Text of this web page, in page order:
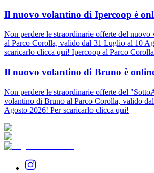
Il nuovo volantino di Ipercoop è
Non perdere le straordinarie offerte del
al Parco Corolla, valido dal 31 Luglio al 10
scaricarlo clicca qui! Ipercoop al Parco Corolla
Il nuovo volantino di Bruno è
Non perdere le straordinarie offerte del
volantino di Bruno al Parco Corolla, valido
Agosto 2026! Per scaricarlo clicca qui!